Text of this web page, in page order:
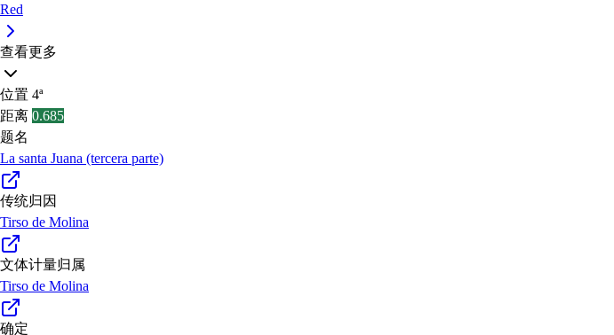
Red
查看更多
位置 4ª
距离 0.685
题名
La santa Juana (tercera parte)
传统归因
Tirso de Molina
文体计量归属
Tirso de Molina
确定